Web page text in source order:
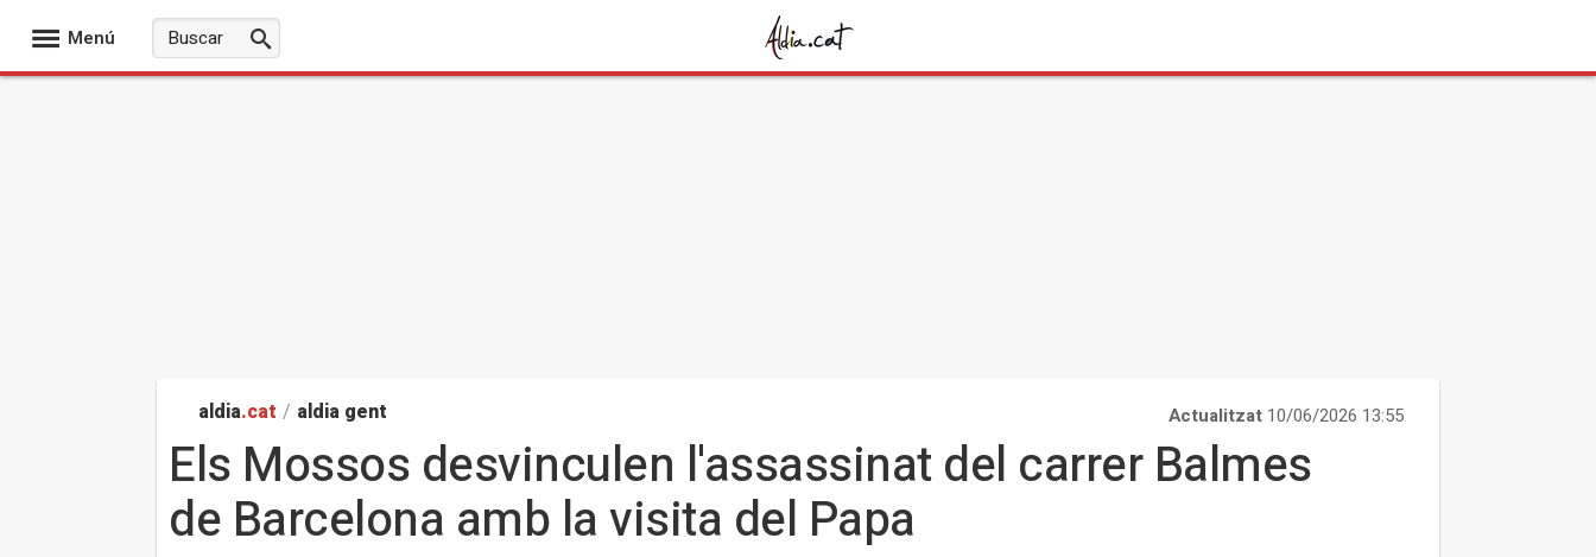
Menú
aldia.cat / aldia gent Actualitzat 10/06/2026 13:55
Els Mossos desvinculen l'assassinat del carrer Balmes
de Barcelona amb la visita del Papa